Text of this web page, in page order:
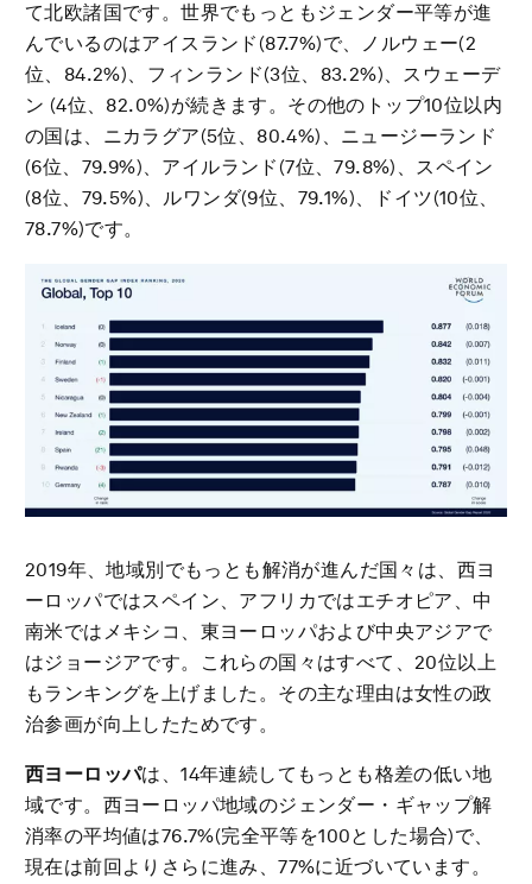
て北欧諸国です。世界でもっともジェンダー平等が進
んでいるのはアイスランド(87.7%)で、ノルウェー(2
位、84.2%)、フィンランド(3位、83.2%)、スウェーデ
ン (4位、82.0%)が続きます。その他のトップ10位以内
の国は、ニカラグア(5位、80.4%)、ニュージーランド
(6位、79.9%)、アイルランド(7位、79.8%)、スペイン
(8位、79.5%)、ルワンダ(9位、79.1%)、ドイツ(10位、
78.7%)です。
2019年、地域別でもっとも解消が進んだ国々は、西ヨ
ーロッパではスペイン、アフリカではエチオピア、中
南米ではメキシコ、東ヨーロッパおよび中央アジアで
はジョージアです。これらの国々はすべて、20位以上
もランキングを上げました。その主な理由は女性の政
治参画が向上したためです。
西ヨーロッパは、14年連続してもっとも格差の低い地
域です。西ヨーロッパ地域のジェンダー・ギャップ解
消率の平均値は76.7%(完全平等を100とした場合)で、
現在は前回よりさらに進み、77%に近づいています。